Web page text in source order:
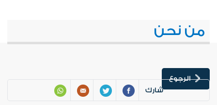
من نحن
الرجوع
شارك